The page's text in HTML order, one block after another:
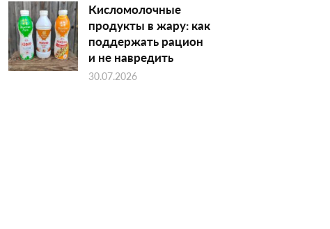
Кисломолочные
продукты в жару: как
поддержать рацион
и не навредить
30.07.2026